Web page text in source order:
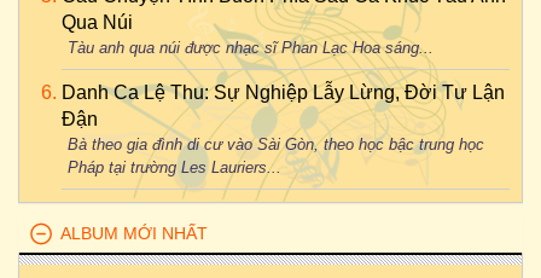
Qua Núi
Tàu anh qua núi được nhạc sĩ Phan Lạc Hoa sáng...
Danh Ca Lệ Thu: Sự Nghiệp Lẫy Lừng, Đời Tư Lận
Đận
Bà theo gia đình di cư vào Sài Gòn, theo học bậc trung học
Pháp tại trường Les Lauriers...
ALBUM MỚI NHẤT